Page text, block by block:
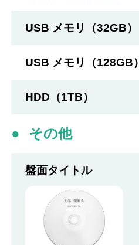
USB メモリ（32GB）
USB メモリ（128GB）
HDD（1TB）
その他
盤面タイトル